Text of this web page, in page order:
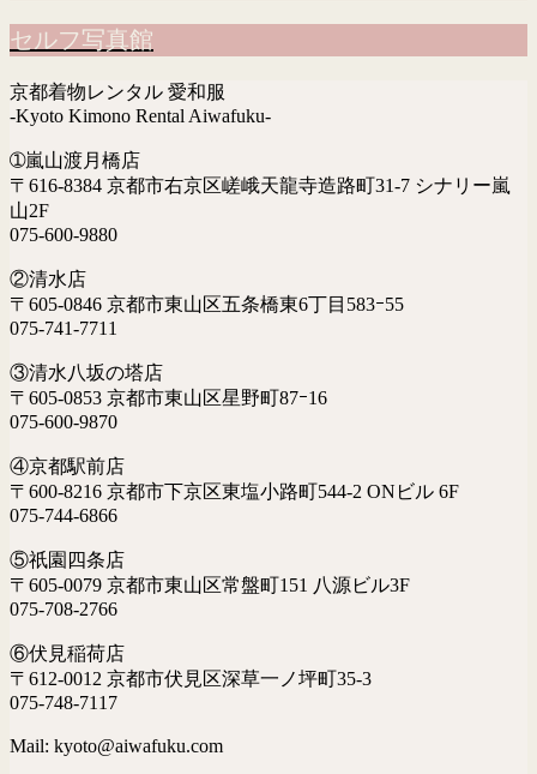
セルフ写真館
京都着物レンタル 愛和服
-Kyoto Kimono Rental Aiwafuku-
➀嵐山渡月橋店
〒616-8384 京都市右京区嵯峨天龍寺造路町31-7 シナリー嵐
山2F
075-600-9880
②清水店
〒605-0846 京都市東山区五条橋東6丁目583ｰ55
075-741-7711
③清水八坂の塔店
〒605-0853 京都市東山区星野町87ｰ16
075-600-9870
④京都駅前店
〒600-8216 京都市下京区東塩小路町544-2 ONビル 6F
075-744-6866
⑤祇園四条店
〒605-0079 京都市東山区常盤町151 八源ビル3F
075-708-2766
⑥伏見稲荷店
〒612-0012 京都市伏見区深草一ノ坪町35-3
075-748-7117
Mail: kyoto@aiwafuku.com